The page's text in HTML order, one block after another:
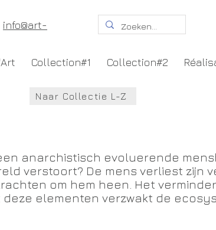
info@art-
Collection#1 Collection#2
Naar Collectie L-Z
anarchistisch evoluerende
verstoort? De mens verliest zijn
om hem heen. Het
elementen verzwakt de